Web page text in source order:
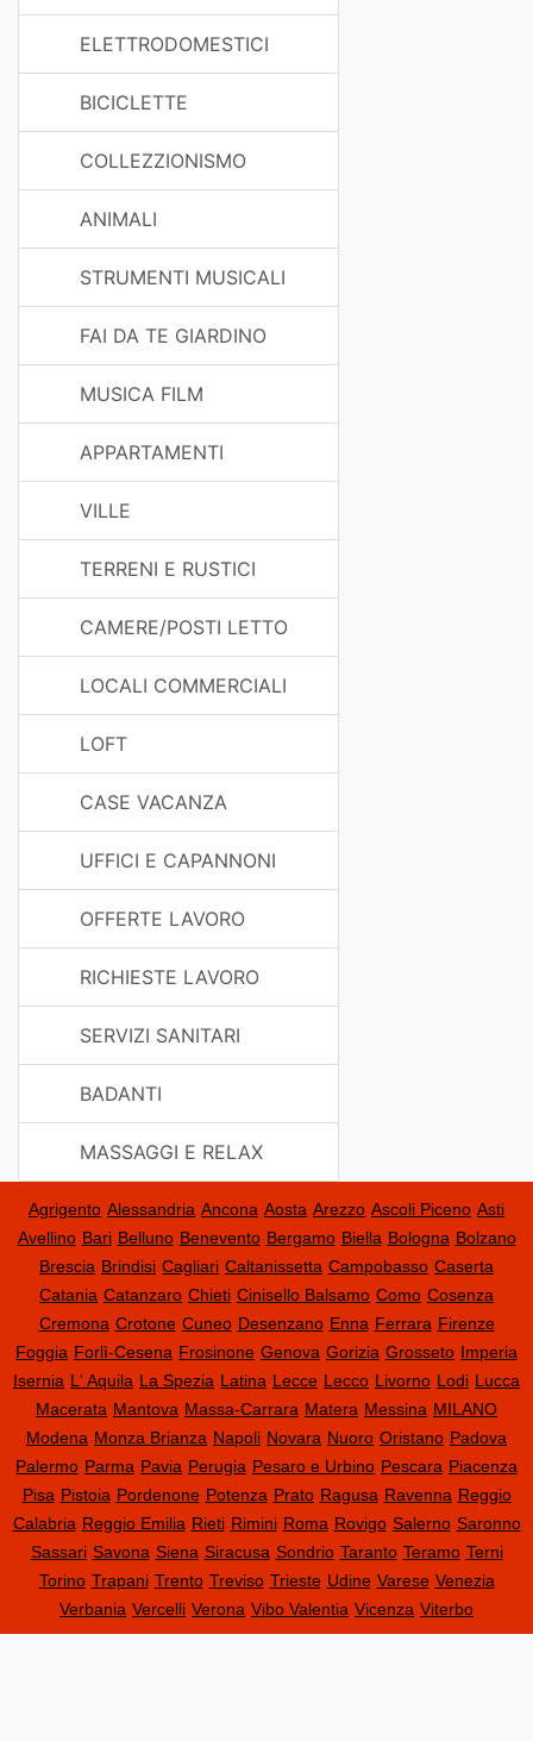
ELETTRODOMESTICI
BICICLETTE
COLLEZZIONISMO
ANIMALI
STRUMENTI MUSICALI
FAI DA TE GIARDINO
MUSICA FILM
APPARTAMENTI
VILLE
TERRENI E RUSTICI
CAMERE/POSTI LETTO
LOCALI COMMERCIALI
LOFT
CASE VACANZA
UFFICI E CAPANNONI
OFFERTE LAVORO
RICHIESTE LAVORO
SERVIZI SANITARI
BADANTI
MASSAGGI E RELAX
Agrigento Alessandria Ancona Aosta Arezzo Ascoli Piceno Asti
Avellino Bari Belluno Benevento Bergamo Biella Bologna Bolzano
Brescia Brindisi Cagliari Caltanissetta Campobasso Caserta
Catania Catanzaro Chieti Cinisello Balsamo Como Cosenza
Cremona Crotone Cuneo Desenzano Enna Ferrara Firenze
Foggia Forlì-Cesena Frosinone Genova Gorizia Grosseto Imperia
Isernia L' Aquila La Spezia Latina Lecce Lecco Livorno Lodi Lucca
Macerata Mantova Massa-Carrara Matera Messina MILANO
Modena Monza Brianza Napoli Novara Nuoro Oristano Padova
Palermo Parma Pavia Perugia Pesaro e Urbino Pescara Piacenza
Pisa Pistoia Pordenone Potenza Prato Ragusa Ravenna Reggio
Calabria Reggio Emilia Rieti Rimini Roma Rovigo Salerno Saronno
Sassari Savona Siena Siracusa Sondrio Taranto Teramo Terni
Torino Trapani Trento Treviso Trieste Udine Varese Venezia
Verbania Vercelli Verona Vibo Valentia Vicenza Viterbo